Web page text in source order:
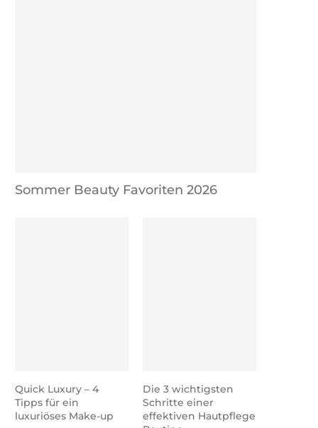
Sommer Beauty Favoriten 2026
Quick Luxury – 4
Tipps für ein
luxuriöses Make-up
Die 3 wichtigsten
Schritte einer
effektiven Hautpflege